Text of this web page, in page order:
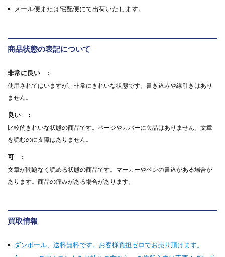
メール便または宅配便にて出荷いたします。
商品状態の表記について
非常に良い
使用されてはいますが、非常にきれいな状態です。書き込みや線引きはあり
ません。
良い
比較的きれいな状態の商品です。ページやカバーに欠品はありません。文章
を読むのに支障はありません。
可
文章が問題なく読める状態の商品です。マーカーやペンの書込がある場合が
あります。商品の痛みがある場合があります。
買取情報
ダンボール、送料無料です。お客様負担ゼロでお売り頂けます。